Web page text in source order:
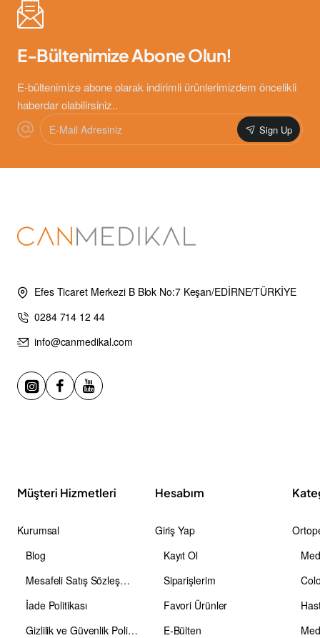
E-Bültenimize Abone Olun!
E-bültenimize abone olarak indirimli ürünlerimizdem öncelikli
haberdar olabilirsiniz..
E-
Mail
Adresiniz
Sign Up
Efes Ticaret Merkezi B Blok No:7 Keşan/EDİRNE/TÜRKİYE
0284 714 12 44
info@canmedikal.com
Müşteri Hizmetleri
Kurumsal
Blog
Mesafeli Satış Sözleşmesi
İade Politikası
Gizlilik ve Güvenlik Politikası
Hesabım
Giriş Yap
Kayıt Ol
Siparişlerim
Favori Ürünler
E-Bülten